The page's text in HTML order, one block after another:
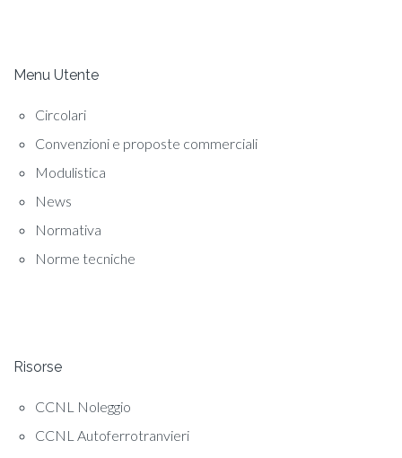
Menu Utente
Circolari
Convenzioni e proposte commerciali
Modulistica
News
Normativa
Norme tecniche
Risorse
CCNL Noleggio
CCNL Autoferrotranvieri